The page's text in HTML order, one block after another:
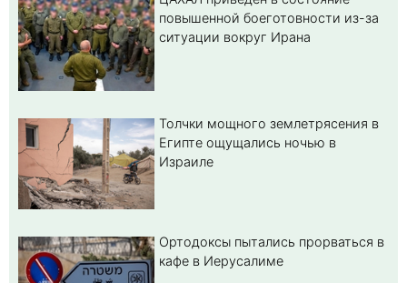
повышенной боеготовности из-за
ситуации вокруг Ирана
Толчки мощного землетрясения в
Египте ощущались ночью в
Израиле
Ортодоксы пытались прорваться в
кафе в Иерусалиме